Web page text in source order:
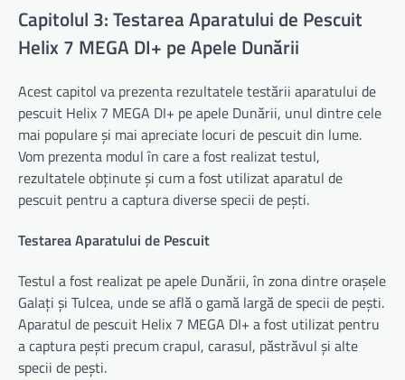
Capitolul 3: Testarea Aparatului de Pescuit
Helix 7 MEGA DI+ pe Apele Dunării
Acest capitol va prezenta rezultatele testării aparatului de
pescuit Helix 7 MEGA DI+ pe apele Dunării, unul dintre cele
mai populare și mai apreciate locuri de pescuit din lume.
Vom prezenta modul în care a fost realizat testul,
rezultatele obținute și cum a fost utilizat aparatul de
pescuit pentru a captura diverse specii de pești.
Testarea Aparatului de Pescuit
Testul a fost realizat pe apele Dunării, în zona dintre orașele
Galați și Tulcea, unde se află o gamă largă de specii de pești.
Aparatul de pescuit Helix 7 MEGA DI+ a fost utilizat pentru
a captura pești precum crapul, carasul, păstrăvul și alte
specii de pești.